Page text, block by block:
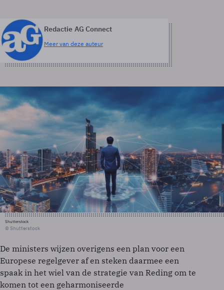
Redactie AG Connect
Meer van deze auteur
Shutterstock
© Shutterstock
De ministers wijzen overigens een plan voor een
Europese regelgever af en steken daarmee een
spaak in het wiel van de strategie van Reding om te
komen tot een geharmoniseerde